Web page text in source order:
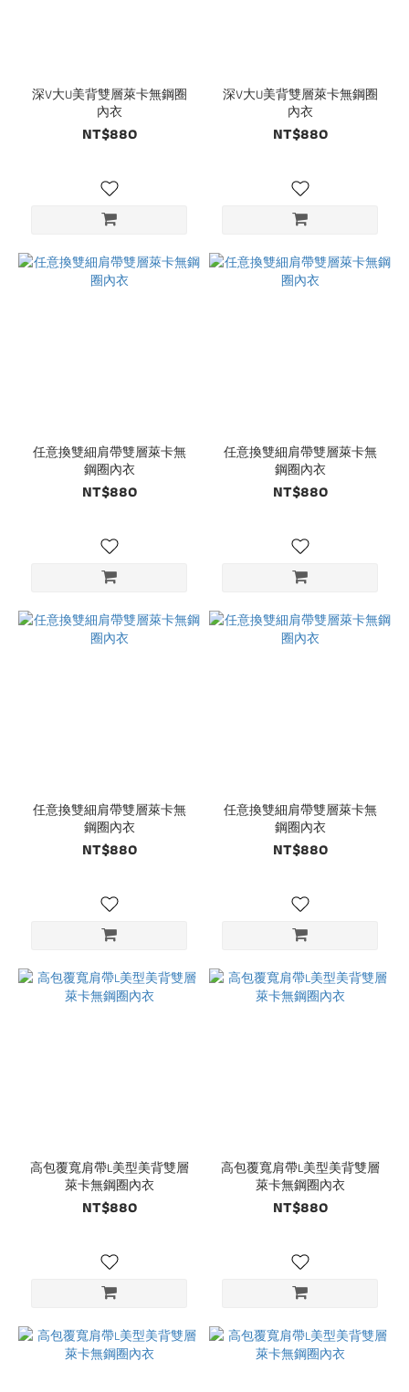
深V大U美背雙層萊卡無鋼圈
內衣
NT$880
深V大U美背雙層萊卡無鋼圈
內衣
NT$880
任意換雙細肩帶雙層萊卡無
鋼圈內衣
NT$880
任意換雙細肩帶雙層萊卡無
鋼圈內衣
NT$880
任意換雙細肩帶雙層萊卡無
鋼圈內衣
NT$880
任意換雙細肩帶雙層萊卡無
鋼圈內衣
NT$880
高包覆寬肩帶L美型美背雙層
萊卡無鋼圈內衣
NT$880
高包覆寬肩帶L美型美背雙層
萊卡無鋼圈內衣
NT$880